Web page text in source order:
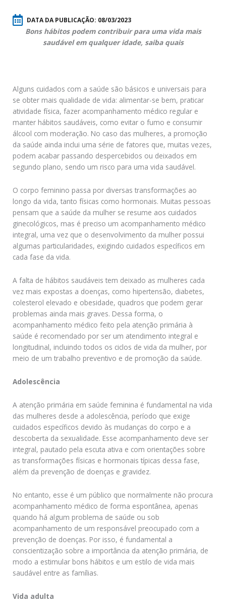
DATA DA PUBLICAÇÃO: 08/03/2023
Bons hábitos podem contribuir para uma vida mais
saudável em qualquer idade, saiba quais
Alguns cuidados com a saúde são básicos e universais para
se obter mais qualidade de vida: alimentar-se bem, praticar
atividade física, fazer acompanhamento médico regular e
manter hábitos saudáveis, como evitar o fumo e consumir
álcool com moderação. No caso das mulheres, a promoção
da saúde ainda inclui uma série de fatores que, muitas vezes,
podem acabar passando despercebidos ou deixados em
segundo plano, sendo um risco para uma vida saudável.
O corpo feminino passa por diversas transformações ao
longo da vida, tanto físicas como hormonais. Muitas pessoas
pensam que a saúde da mulher se resume aos cuidados
ginecológicos, mas é preciso um acompanhamento médico
integral, uma vez que o desenvolvimento da mulher possui
algumas particularidades, exigindo cuidados específicos em
cada fase da vida.
A falta de hábitos saudáveis tem deixado as mulheres cada
vez mais expostas a doenças, como hipertensão, diabetes,
colesterol elevado e obesidade, quadros que podem gerar
problemas ainda mais graves. Dessa forma, o
acompanhamento médico feito pela atenção primária à
saúde é recomendado por ser um atendimento integral e
longitudinal, incluindo todos os ciclos de vida da mulher, por
meio de um trabalho preventivo e de promoção da saúde.
Adolescência
A atenção primária em saúde feminina é fundamental na vida
das mulheres desde a adolescência, período que exige
cuidados específicos devido às mudanças do corpo e a
descoberta da sexualidade. Esse acompanhamento deve ser
integral, pautado pela escuta ativa e com orientações sobre
as transformações físicas e hormonais típicas dessa fase,
além da prevenção de doenças e gravidez.
No entanto, esse é um público que normalmente não procura
acompanhamento médico de forma espontânea, apenas
quando há algum problema de saúde ou sob
acompanhamento de um responsável preocupado com a
prevenção de doenças. Por isso, é fundamental a
conscientização sobre a importância da atenção primária, de
modo a estimular bons hábitos e um estilo de vida mais
saudável entre as famílias.
Vida adulta